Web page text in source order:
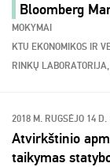
Bloomberg
MOKYMAI
KTU EKONOMIKOS IR
RINKŲ
2018 M. RUGSĖJO 14
Atvirkštinio
taikymas